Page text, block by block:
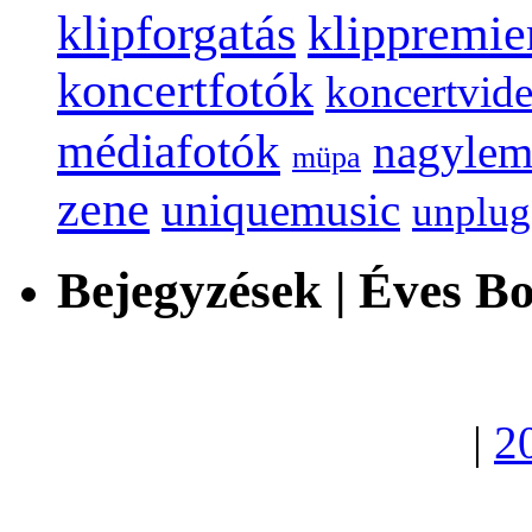
klipforgatás
koncertfotók
médiafotók müpa
zene uniquemusic
Bejegyzések | Éves
|